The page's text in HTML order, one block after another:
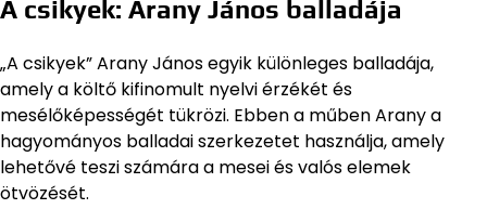
A csikyek: Arany János balladája
„A csikyek” Arany János egyik különleges balladája,
amely a költő kifinomult nyelvi érzékét és
mesélőképességét tükrözi. Ebben a műben Arany a
hagyományos balladai szerkezetet használja, amely
lehetővé teszi számára a mesei és valós elemek
ötvözését.